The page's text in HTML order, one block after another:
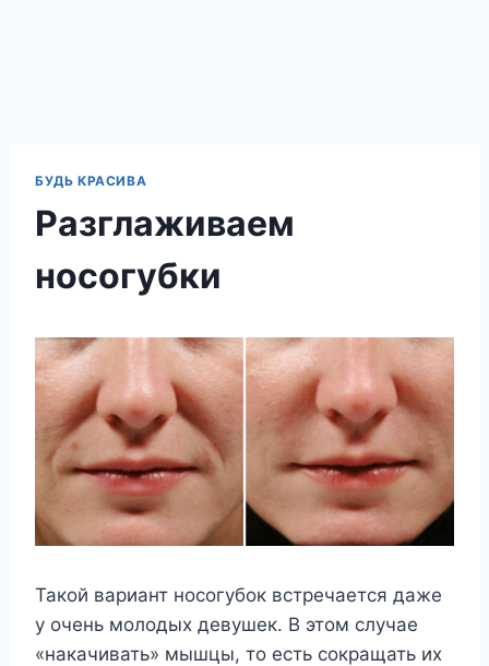
БУДЬ КРАСИВА
Разглаживаем
носогубки
Такой вариант носогубок встречается даже
у очень молодых девушек. В этом случае
«накачивать» мышцы, то есть сокращать их